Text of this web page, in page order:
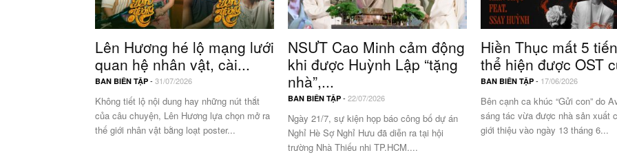
Lên Hương hé lộ mạng lưới
quan hệ nhân vật, cài...
BAN BIÊN TẬP - 31/07/2026
Không tiết lộ nội dung hay những nút thắt
của câu chuyện, Lên Hương lựa chọn mở ra
thế giới nhân vật bằng loạt poster...
NSƯT Cao Minh cảm động
khi được Huỳnh Lập “tặng
nhà”,...
BAN BIÊN TẬP - 22/07/2026
Ngày 21/7, sự kiện họp báo công bố dự án
Nghỉ Hè Sợ Nghỉ Hưu đã diễn ra tại hội
trường Nhà Thiếu nhi TP.HCM....
Hiền Thục mất 5
thể hiện được OST
BAN BIÊN TẬP - 17/06/2026
Bên cạnh ca khúc “Gửi con” do
sáng tác vừa được nhà sản xuất
giới thiệu vào ngày 13 tháng 6...